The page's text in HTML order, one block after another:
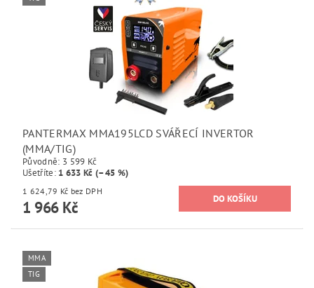
PANTERMAX MMA195LCD SVÁŘECÍ INVERTOR
(MMA/TIG)
Původně: 3 599 Kč
Ušetříte: 1 633 Kč (–45 %)
1 624,79 Kč bez DPH
1 966 Kč
MMA
TIG